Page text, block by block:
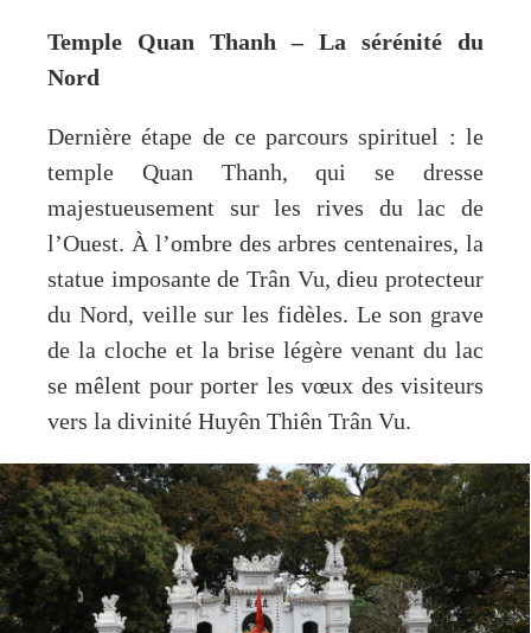
Temple Quan Thanh – La sérénité du
Nord
Dernière étape de ce parcours spirituel : le
temple Quan Thanh, qui se dresse
majestueusement sur les rives du lac de
l’Ouest. À l’ombre des arbres centenaires, la
statue imposante de Trân Vu, dieu protecteur
du Nord, veille sur les fidèles. Le son grave
de la cloche et la brise légère venant du lac
se mêlent pour porter les vœux des visiteurs
vers la divinité Huyên Thiên Trân Vu.